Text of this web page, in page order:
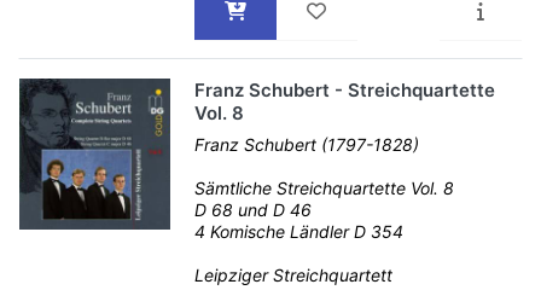
Franz Schubert - Streichquartette
Vol. 8
Franz Schubert (1797-1828)
Sämtliche Streichquartette Vol. 8
D 68 und D 46
4 Komische Ländler D 354
Leipziger Streichquartett